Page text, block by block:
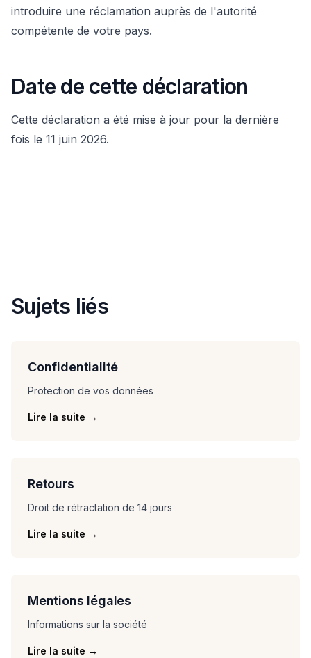
introduire une réclamation auprès de l'autorité
compétente de votre pays.
Date de cette déclaration
Cette déclaration a été mise à jour pour la dernière
fois le 11 juin 2026.
Sujets liés
Confidentialité
Protection de vos données
Lire la suite →
Retours
Droit de rétractation de 14 jours
Lire la suite →
Mentions légales
Informations sur la société
Lire la suite →